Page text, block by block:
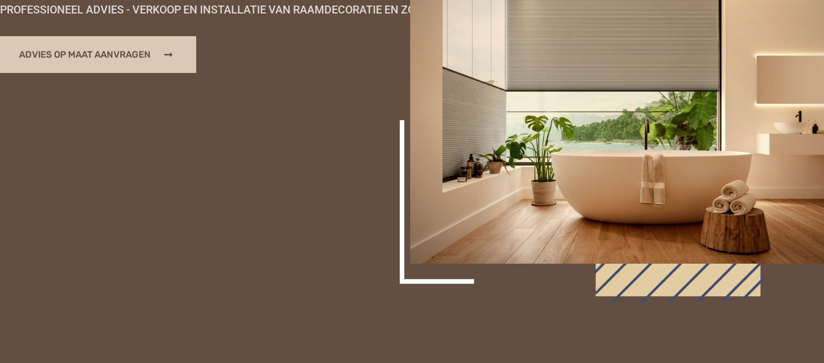
PROFESSIONEEL ADVIES - VERKOOP EN INSTALLATIE VAN RAAMDECORATIE EN ZONWERING
ADVIES OP MAAT AANVRAGEN